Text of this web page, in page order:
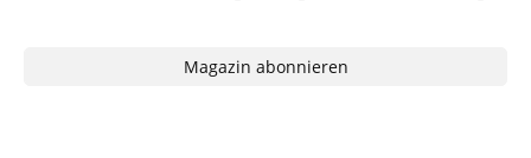
Magazin abonnieren